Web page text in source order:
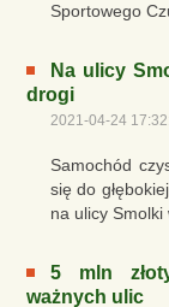
Sportowego
Na ulicy
drogi
2021-04-24
Samochód
się do
na ulicy
5 mln
ważnych ulic